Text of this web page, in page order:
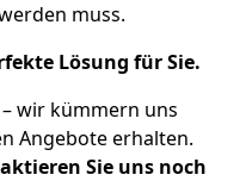
muss.
Lösung für Sie.
wir kümmern uns
Angebote erhalten.
Sie uns noch